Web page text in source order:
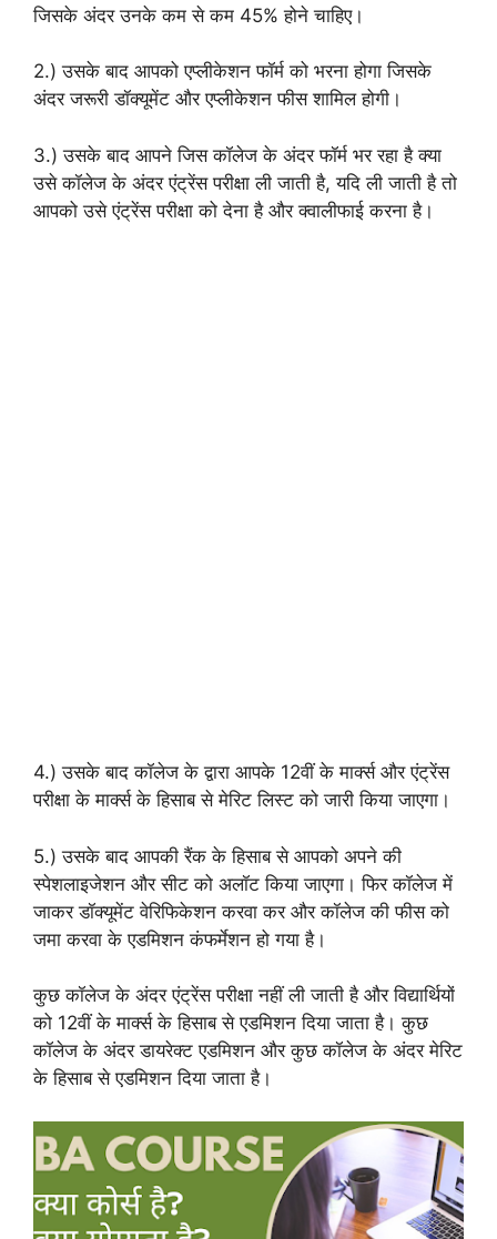
जिसके अंदर उनके कम से कम 45% होने चाहिए।
2.) उसके बाद आपको एप्लीकेशन फॉर्म को भरना होगा जिसके
अंदर जरूरी डॉक्यूमेंट और एप्लीकेशन फीस शामिल होगी।
3.) उसके बाद आपने जिस कॉलेज के अंदर फॉर्म भर रहा है क्या
उसे कॉलेज के अंदर एंट्रेंस परीक्षा ली जाती है, यदि ली जाती है तो
आपको उसे एंट्रेंस परीक्षा को देना है और क्वालीफाई करना है।
4.) उसके बाद कॉलेज के द्वारा आपके 12वीं के मार्क्स और एंट्रेंस
परीक्षा के मार्क्स के हिसाब से मेरिट लिस्ट को जारी किया जाएगा।
5.) उसके बाद आपकी रैंक के हिसाब से आपको अपने की
स्पेशलाइजेशन और सीट को अलॉट किया जाएगा। फिर कॉलेज में
जाकर डॉक्यूमेंट वेरिफिकेशन करवा कर और कॉलेज की फीस को
जमा करवा के एडमिशन कंफर्मेशन हो गया है।
कुछ कॉलेज के अंदर एंट्रेंस परीक्षा नहीं ली जाती है और विद्यार्थियों
को 12वीं के मार्क्स के हिसाब से एडमिशन दिया जाता है। कुछ
कॉलेज के अंदर डायरेक्ट एडमिशन और कुछ कॉलेज के अंदर मेरिट
के हिसाब से एडमिशन दिया जाता है।